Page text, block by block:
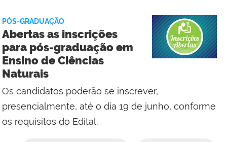
Frio
PÓS-GRADUAÇÃO
Abertas as inscrições
para pós-graduação em
Ensino de Ciências
Naturais
Os candidatos poderão se inscrever,
presencialmente, até o dia 19 de junho, conforme
os requisitos do Edital.